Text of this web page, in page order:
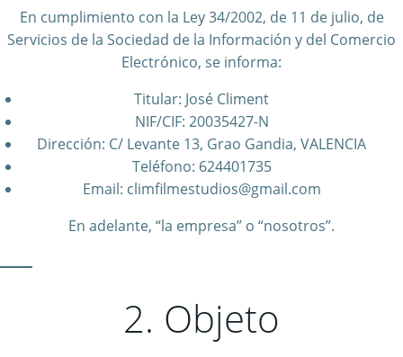
En cumplimiento con la Ley 34/2002, de 11 de julio, de
Servicios de la Sociedad de la Información y del Comercio
Electrónico, se informa:
Titular: José Climent
NIF/CIF: 20035427-N
Dirección: C/ Levante 13, Grao Gandia, VALENCIA
Teléfono: 624401735
Email: climfilmestudios@gmail.com
En adelante, “la empresa” o “nosotros”.
2. Objeto